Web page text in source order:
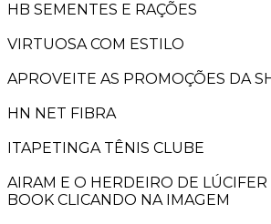
HB SEMENTES E RAÇÕES
VIRTUOSA COM ESTILO
APROVEITE AS PROMOÇÕES DA
HN NET FIBRA
ITAPETINGA TÊNIS CLUBE
AIRAM E O HERDEIRO DE
BOOK CLICANDO NA IMAGEM